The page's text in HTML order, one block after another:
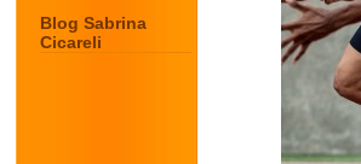
Blog Sabrina
Cicareli